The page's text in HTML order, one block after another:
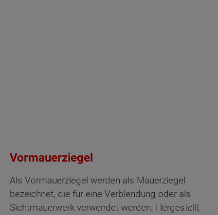
Vormauerziegel
Als Vormauerziegel werden als Mauerziegel
bezeichnet, die für eine Verblendung oder als
Sichtmauerwerk verwendet werden. Hergestellt